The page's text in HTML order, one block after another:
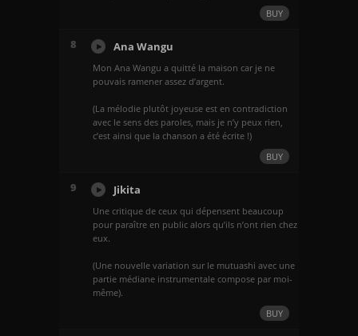
BUY
8 Ana Wangu
Mon Ana Wangu a quitté la maison car je ne
pouvais ramener assez d’argent.
(La mélodie plutôt joyeuse est en contradiction
avec le sens des paroles, mais je n’y peux rien,
c’est ainsi que la chanson a été écrite !)
BUY
9 Jikita
Une critique de ceux qui dépensent beaucoup
pour paraître en public alors qu’ils n’ont rien chez
eux.
(Une nouvelle variation sur le mutuashi avec une
partie médiane instrumentale compose par moi-
même).
BUY